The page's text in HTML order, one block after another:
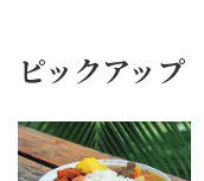
ピックアップ